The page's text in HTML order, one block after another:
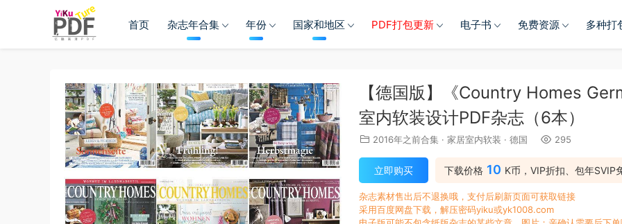
首页 杂志年合集 年份 国家和地区 PDF打包更新 电子书 免费资源 多种打
【德国版】《Country Homes
室内软装设计PDF杂志（6本）
2016年之前合集 · 家居室内软装 · 德国 295
下载价格 10 K币，VIP折扣、包年SVIP
立即购买
杂志素材售出后不退换哦，支付后刷新页面可获取链接
采用百度网盘下载，解压密码yiku或yk1008.com